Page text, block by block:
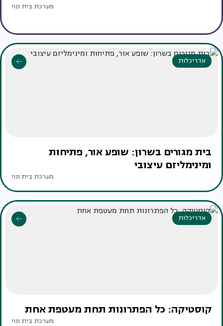
מערכת בית ונוי
אדריכלות
בית מגורים בשרון: שופע אור, פתיחות
ומינימליזם עיצובי
מערכת בית ונוי
אדריכלות
קוסטיקה: כל הפתרונות תחת מעטפת אחת
מערכת בית ונוי